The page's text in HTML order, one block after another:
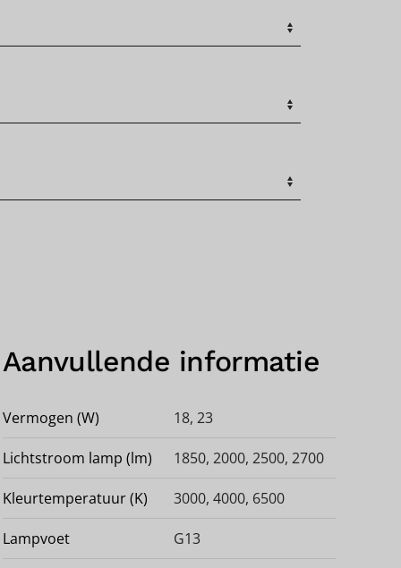
Aanvullende informatie
Vermogen (W) 18, 23
Lichtstroom lamp (lm) 1850, 2000, 2500, 2700
Kleurtemperatuur (K) 3000, 4000, 6500
Lampvoet G13